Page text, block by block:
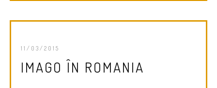
11/03/2015
IMAGO ÎN ROMANIA